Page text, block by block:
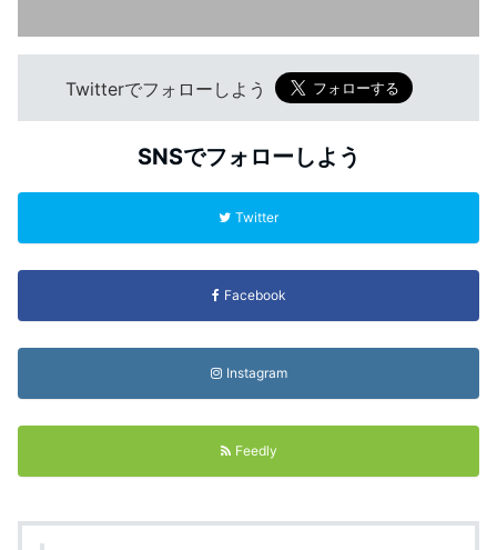
Twitterでフォローしよう
SNSでフォローしよう
Twitter
Facebook
Instagram
Feedly